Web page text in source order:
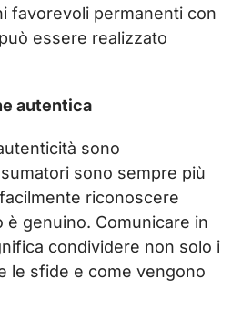
favorevoli permanenti con
essere realizzato
autentica
sono
sono sempre più
riconoscere
è genuino. Comunicare in
condividere non solo i
le sfide e come vengono